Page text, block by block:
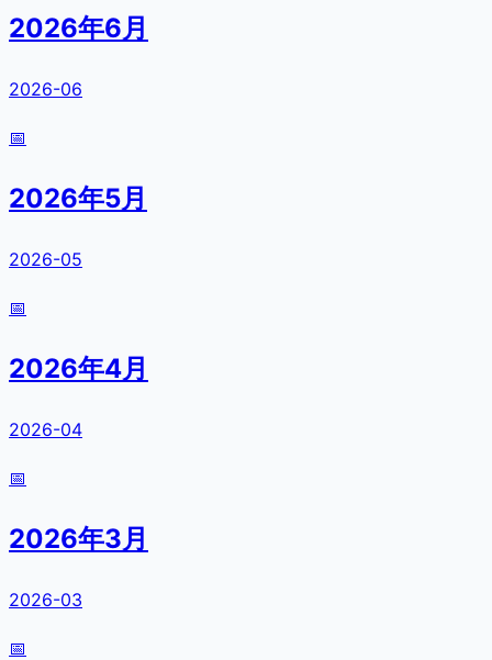
2026年6月
2026-06
📅
2026年5月
2026-05
📅
2026年4月
2026-04
📅
2026年3月
2026-03
📅